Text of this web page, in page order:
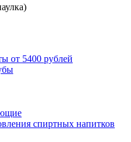
от 5400 рублей
спиртных напитков